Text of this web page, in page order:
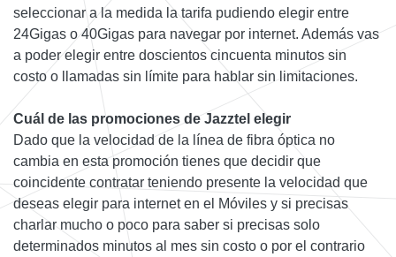
seleccionar a la medida la tarifa pudiendo elegir entre
24Gigas o 40Gigas para navegar por internet. Además vas
a poder elegir entre doscientos cincuenta minutos sin
costo o llamadas sin límite para hablar sin limitaciones.
Cuál de las promociones de Jazztel elegir
Dado que la velocidad de la línea de fibra óptica no
cambia en esta promoción tienes que decidir que
coincidente contratar teniendo presente la velocidad que
deseas elegir para internet en el Móviles y si precisas
charlar mucho o poco para saber si precisas solo
determinados minutos al mes sin costo o por el contrario